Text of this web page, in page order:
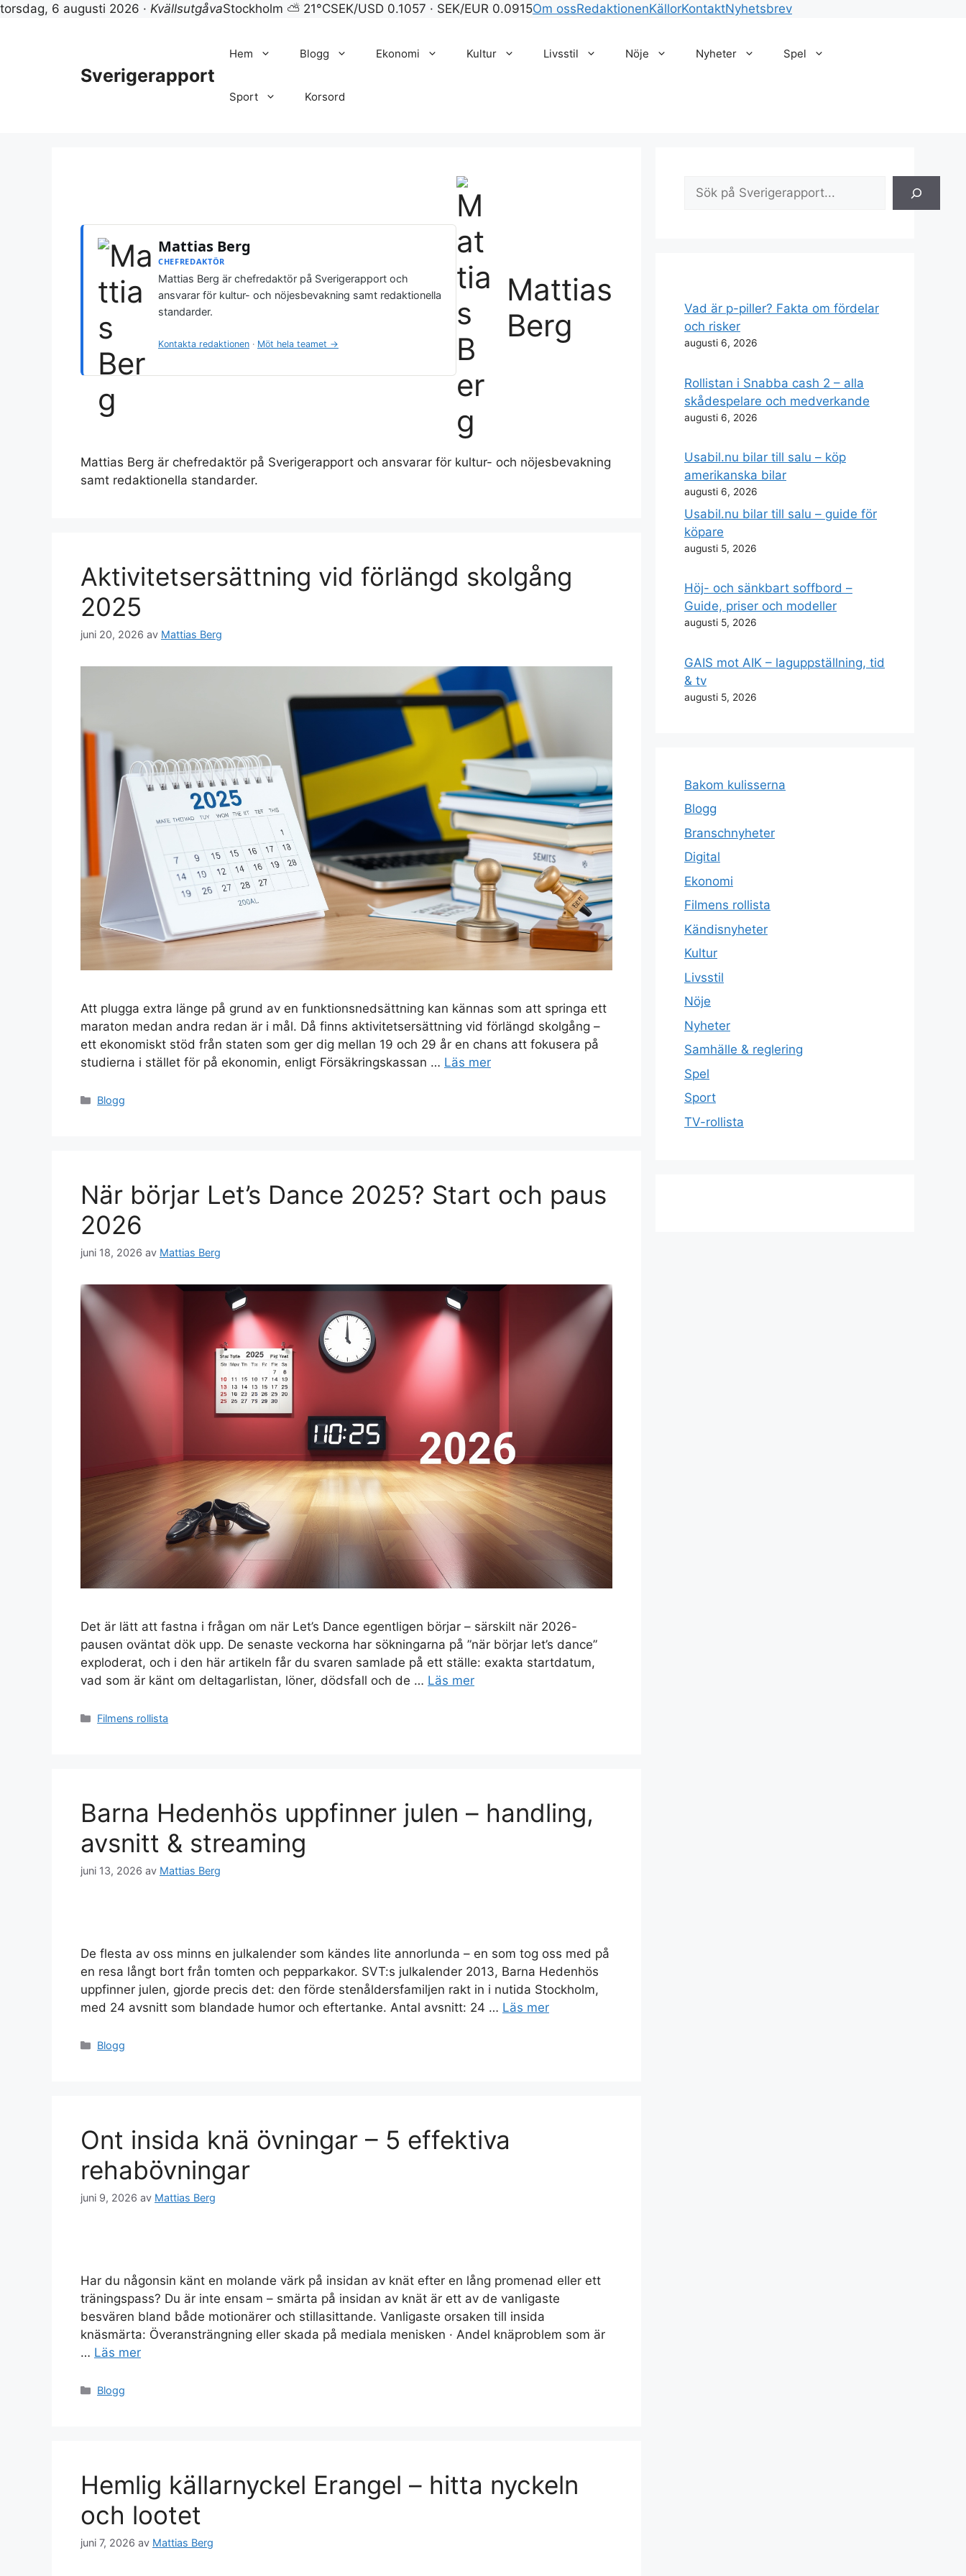
torsdag, 6 augusti 2026 · KvällsutgåvaStockholm ⛅ 21°CSEK/USD 0.1057 · SEK/EUR 0.0915Om ossRedaktionenKällorKontaktNyhetsbrev
Sverigerapport
Hem Blogg Ekonomi Kultur Livsstil Nöje Nyheter Spel
Sport Korsord
Mattias Berg
CHEFREDAKTÖR
Mattias Berg är chefredaktör på Sverigerapport och
ansvarar för kultur- och nöjesbevakning samt redaktionella
standarder.
Kontakta redaktionen · Möt hela teamet →
Mattias
Berg
Mattias Berg är chefredaktör på Sverigerapport och ansvarar för kultur- och nöjesbevakning
samt redaktionella standarder.
Aktivitetsersättning vid förlängd skolgång
2025
juni 20, 2026 av Mattias Berg
Att plugga extra länge på grund av en funktionsnedsättning kan kännas som att springa ett
maraton medan andra redan är i mål. Då finns aktivitetsersättning vid förlängd skolgång –
ett ekonomiskt stöd från staten som ger dig mellan 19 och 29 år en chans att fokusera på
studierna i stället för på ekonomin, enligt Försäkringskassan … Läs mer
Kategorier
Blogg
När börjar Let’s Dance 2025? Start och paus
2026
juni 18, 2026 av Mattias Berg
Det är lätt att fastna i frågan om när Let’s Dance egentligen börjar – särskilt när 2026-
pausen oväntat dök upp. De senaste veckorna har sökningarna på ”när börjar let’s dance”
exploderat, och i den här artikeln får du svaren samlade på ett ställe: exakta startdatum,
vad som är känt om deltagarlistan, löner, dödsfall och de … Läs mer
Kategorier
Filmens rollista
Barna Hedenhös uppfinner julen – handling,
avsnitt & streaming
juni 13, 2026 av Mattias Berg
De flesta av oss minns en julkalender som kändes lite annorlunda – en som tog oss med på
en resa långt bort från tomten och pepparkakor. SVT:s julkalender 2013, Barna Hedenhös
uppfinner julen, gjorde precis det: den förde stenåldersfamiljen rakt in i nutida Stockholm,
med 24 avsnitt som blandade humor och eftertanke. Antal avsnitt: 24 … Läs mer
Kategorier
Blogg
Ont insida knä övningar – 5 effektiva
rehabövningar
juni 9, 2026 av Mattias Berg
Har du någonsin känt en molande värk på insidan av knät efter en lång promenad eller ett
träningspass? Du är inte ensam – smärta på insidan av knät är ett av de vanligaste
besvären bland både motionärer och stillasittande. Vanligaste orsaken till insida
knäsmärta: Överansträngning eller skada på mediala menisken · Andel knäproblem som är
… Läs mer
Kategorier
Blogg
Hemlig källarnyckel Erangel – hitta nyckeln
och lootet
juni 7, 2026 av Mattias Berg
Sök
Vad är p-piller? Fakta om fördelar
och risker
augusti 6, 2026
Rollistan i Snabba cash 2 – alla
skådespelare och medverkande
augusti 6, 2026
Usabil.nu bilar till salu – köp
amerikanska bilar
augusti 6, 2026
Usabil.nu bilar till salu – guide för
köpare
augusti 5, 2026
Höj- och sänkbart soffbord –
Guide, priser och modeller
augusti 5, 2026
GAIS mot AIK – laguppställning, tid
& tv
augusti 5, 2026
Bakom kulisserna
Blogg
Branschnyheter
Digital
Ekonomi
Filmens rollista
Kändisnyheter
Kultur
Livsstil
Nöje
Nyheter
Samhälle & reglering
Spel
Sport
TV-rollista